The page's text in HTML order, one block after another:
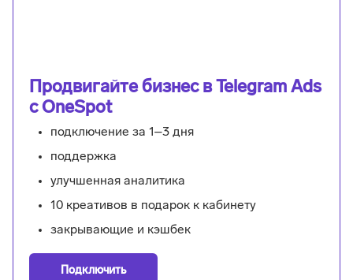
Продвигайте бизнес в Telegram Ads
с OneSpot
подключение за 1–3 дня
поддержка
улучшенная аналитика
10 креативов в подарок к кабинету
закрывающие и кэшбек
Подключить